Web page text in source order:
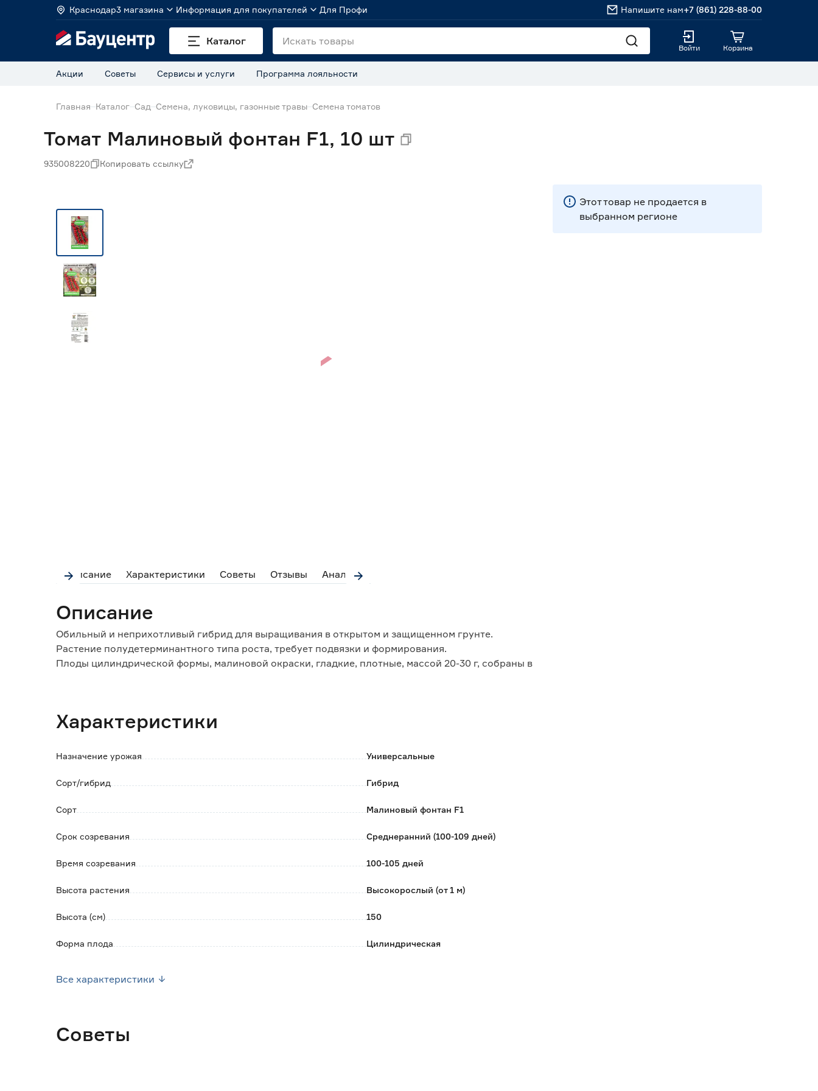
Краснодар3 магазина Информация для покупателей Для Профи Напишите нам+7 (861) 228-88-00
Каталог
Войти Корзина
Акции Советы Сервисы и услуги Программа лояльности
Главная Каталог Сад Семена, луковицы, газонные травы Семена томатов
Томат Малиновый фонтан F1, 10 шт
935008220 Копировать ссылку
Описание Характеристики Советы Отзывы Аналоги
Описание
Обильный и неприхотливый гибрид для выращивания в открытом и защищенном грунте.
Растение полудетерминантного типа роста, требует подвязки и формирования.
Плоды цилиндрической формы, малиновой окраски, гладкие, плотные, массой 20-30 г, собраны в
Сорт устойчив к фузариозному увяданию, вирусу мозаики томата.
Характеристики
Назначение урожая Универсальные
Сорт/гибрид Гибрид
Сорт Малиновый фонтан F1
Срок созревания Среднеранний (100-109 дней)
Время созревания 100-105 дней
Высота растения Высокорослый (от 1 м)
Высота (см) 150
Форма плода Цилиндрическая
Все характеристики
Этот товар не продается в
выбранном регионе
Советы